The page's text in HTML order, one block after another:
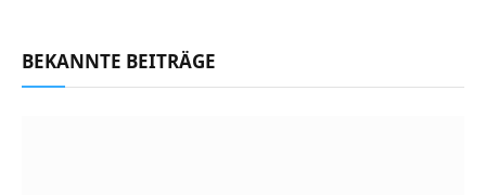
BEKANNTE BEITRÄGE